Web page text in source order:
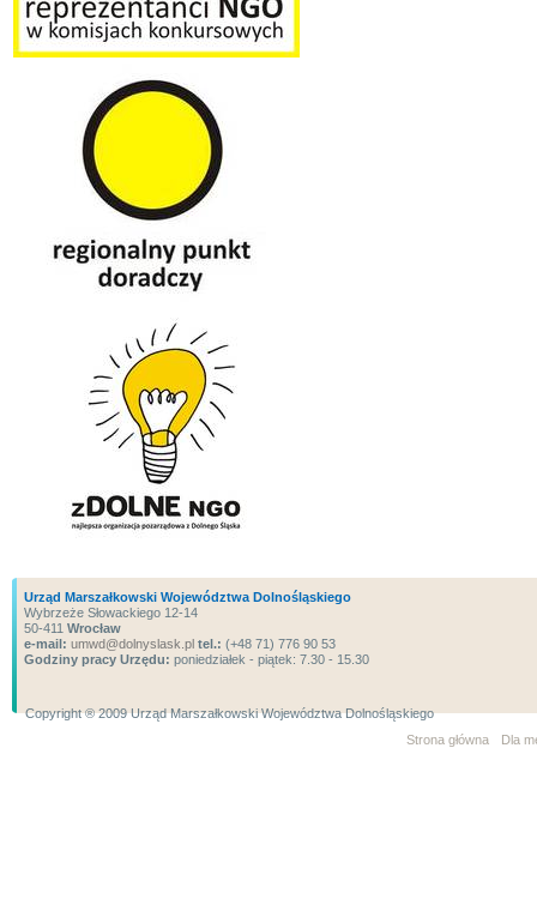
Urząd Marszałkowski Województwa Dolnośląskiego
Wybrzeże Słowackiego 12-14
50-411 Wrocław
e-mail: umwd@dolnyslask.pl tel.: (+48 71) 776 90 53
Godziny pracy Urzędu: poniedziałek - piątek: 7.30 - 15.30
Copyright ® 2009 Urząd Marszałkowski Województwa Dolnośląskiego
Strona główna
Dla